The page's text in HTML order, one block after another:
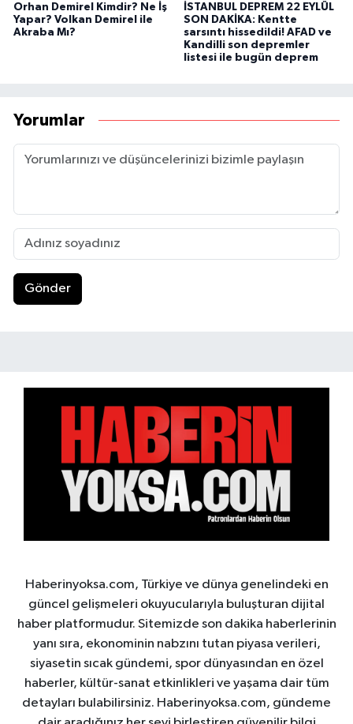
Orhan Demirel Kimdir? Ne İş
Yapar? Volkan Demirel ile
Akraba Mı?
İSTANBUL DEPREM 22 EYLÜL
SON DAKİKA: Kentte
sarsıntı hissedildi! AFAD ve
Kandilli son depremler
listesi ile bugün deprem
Yorumlar
Gönder
Haberinyoksa.com, Türkiye ve dünya genelindeki en
güncel gelişmeleri okuyucularıyla buluşturan dijital
haber platformudur. Sitemizde son dakika haberlerinin
yanı sıra, ekonominin nabzını tutan piyasa verileri,
siyasetin sıcak gündemi, spor dünyasından en özel
haberler, kültür-sanat etkinlikleri ve yaşama dair tüm
detayları bulabilirsiniz. Haberinyoksa.com, gündeme